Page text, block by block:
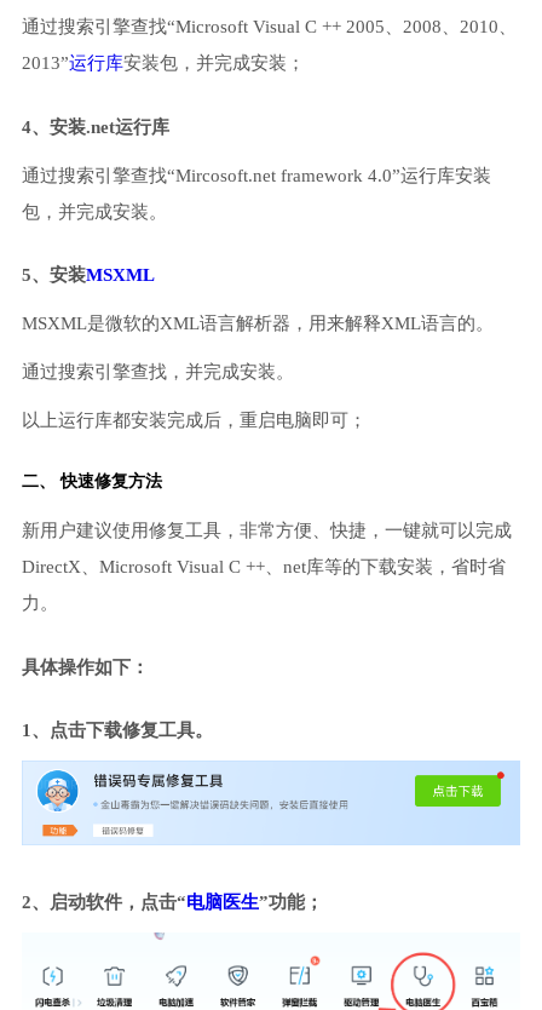
通过搜索引擎查找“Microsoft Visual C ++ 2005、2008、2010、
2013”运行库安装包，并完成安装；
4、安装.net运行库
通过搜索引擎查找“Mircosoft.net framework 4.0”运行库安装
包，并完成安装。
5、安装MSXML
MSXML是微软的XML语言解析器，用来解释XML语言的。
通过搜索引擎查找，并完成安装。
以上运行库都安装完成后，重启电脑即可；
二、 快速修复方法
新用户建议使用修复工具，非常方便、快捷，一键就可以完成
DirectX、Microsoft Visual C ++、net库等的下载安装，省时省
力。
具体操作如下：
1、点击下载修复工具。
2、启动软件，点击“电脑医生”功能；